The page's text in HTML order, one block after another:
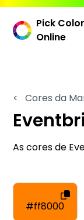
Pick Color
Online
< Cores da
As cores de
#ff8000